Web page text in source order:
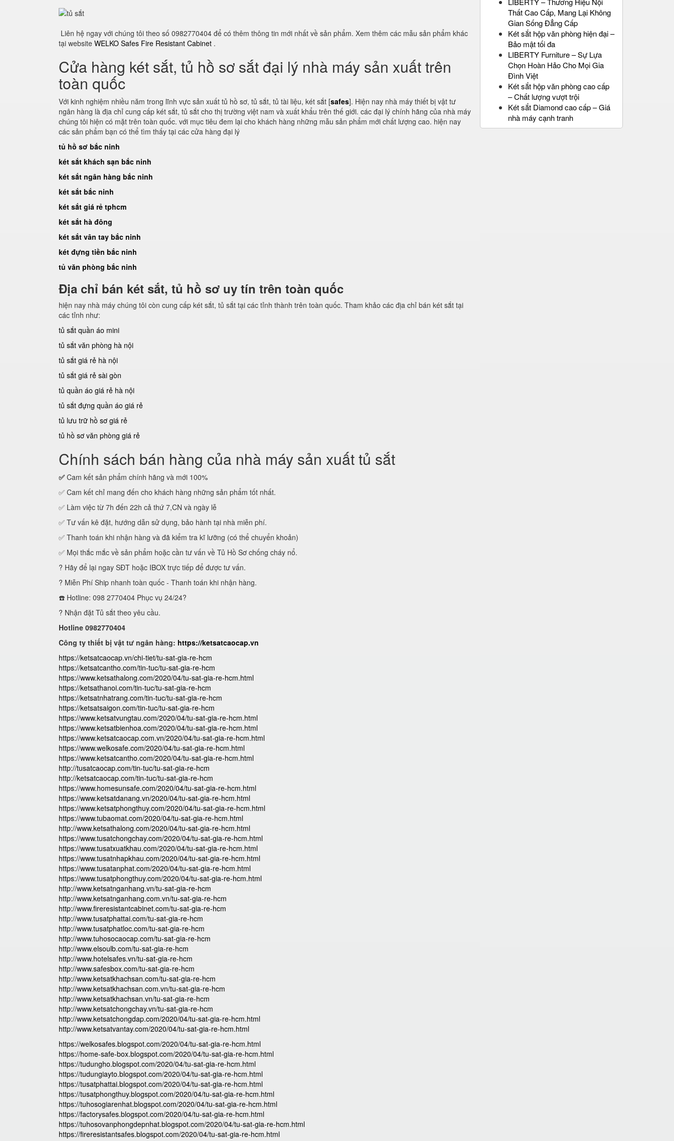
Liên hệ ngay với chúng tôi theo số 0982770404 để có thêm thông tin mới nhất về sản phẩm. Xem thêm các mẫu sản phẩm khác
tại website WELKO Safes Fire Resistant Cabinet .
Cửa hàng két sắt, tủ hồ sơ sắt đại lý nhà máy sản xuất trên
toàn quốc
Với kinh nghiệm nhiều năm trong lĩnh vực sản xuất tủ hồ sơ, tủ sắt, tủ tài liệu, két sắt [safes]. Hiện nay nhà máy thiết bị vật tư
ngân hàng là địa chỉ cung cấp két sắt, tủ sắt cho thị trường việt nam và xuất khẩu trên thế giới. các đại lý chính hãng của nhà máy
chúng tôi hiện có mặt trên toàn quốc. với mục tiêu đem lại cho khách hàng những mẫu sản phẩm mới chất lượng cao. hiện nay
các sản phẩm bạn có thể tìm thấy tại các cửa hàng đại lý
tủ hồ sơ bắc ninh
két sắt khách sạn bắc ninh
két sắt ngân hàng bắc ninh
két sắt bắc ninh
két sắt giá rẻ tphcm
két sắt hà đông
két sắt vân tay bắc ninh
két đựng tiền bắc ninh
tủ văn phòng bắc ninh
Địa chỉ bán két sắt, tủ hồ sơ uy tín trên toàn quốc
hiện nay nhà máy chúng tôi còn cung cấp két sắt, tủ sắt tại các tỉnh thành trên toàn quốc. Tham khảo các địa chỉ bán két sắt tại
các tỉnh như:
tủ sắt quần áo mini
tủ sắt văn phòng hà nội
tủ sắt giá rẻ hà nội
tủ sắt giá rẻ sài gòn
tủ quần áo giá rẻ hà nội
tủ sắt đựng quần áo giá rẻ
tủ lưu trữ hồ sơ giá rẻ
tủ hồ sơ văn phòng giá rẻ
Chính sách bán hàng của nhà máy sản xuất tủ sắt
✅ Cam kết sản phẩm chính hãng và mới 100%
✅ Cam kết chỉ mang đến cho khách hàng những sản phẩm tốt nhất.
✅ Làm việc từ 7h đến 22h cả thứ 7,CN và ngày lễ
✅ Tư vấn kê đặt, hướng dẫn sử dụng, bảo hành tại nhà miễn phí.
✅ Thanh toán khi nhận hàng và đã kiểm tra kĩ lưỡng (có thể chuyển khoản)
✅ Mọi thắc mắc về sản phẩm hoặc cần tư vấn về Tủ Hồ Sơ chống cháy nổ.
? Hãy để lại ngay SĐT hoặc IBOX trực tiếp để được tư vấn.
? Miễn Phí Ship nhanh toàn quốc - Thanh toán khi nhận hàng.
☎️ Hotline: 098 2770404 Phục vụ 24/24?
? Nhận đặt Tủ sắt theo yêu cầu.
Hotline 0982770404
Công ty thiết bị vật tư ngân hàng: https://ketsatcaocap.vn
https://ketsatcaocap.vn/chi-tiet/tu-sat-gia-re-hcm
https://ketsatcantho.com/tin-tuc/tu-sat-gia-re-hcm
https://www.ketsathalong.com/2020/04/tu-sat-gia-re-hcm.html
https://ketsathanoi.com/tin-tuc/tu-sat-gia-re-hcm
https://ketsatnhatrang.com/tin-tuc/tu-sat-gia-re-hcm
https://ketsatsaigon.com/tin-tuc/tu-sat-gia-re-hcm
https://www.ketsatvungtau.com/2020/04/tu-sat-gia-re-hcm.html
https://www.ketsatbienhoa.com/2020/04/tu-sat-gia-re-hcm.html
https://www.ketsatcaocap.com.vn/2020/04/tu-sat-gia-re-hcm.html
https://www.welkosafe.com/2020/04/tu-sat-gia-re-hcm.html
https://www.ketsatcantho.com/2020/04/tu-sat-gia-re-hcm.html
http://tusatcaocap.com/tin-tuc/tu-sat-gia-re-hcm
http://ketsatcaocap.com/tin-tuc/tu-sat-gia-re-hcm
https://www.homesunsafe.com/2020/04/tu-sat-gia-re-hcm.html
https://www.ketsatdanang.vn/2020/04/tu-sat-gia-re-hcm.html
https://www.ketsatphongthuy.com/2020/04/tu-sat-gia-re-hcm.html
https://www.tubaomat.com/2020/04/tu-sat-gia-re-hcm.html
http://www.ketsathalong.com/2020/04/tu-sat-gia-re-hcm.html
https://www.tusatchongchay.com/2020/04/tu-sat-gia-re-hcm.html
https://www.tusatxuatkhau.com/2020/04/tu-sat-gia-re-hcm.html
https://www.tusatnhapkhau.com/2020/04/tu-sat-gia-re-hcm.html
https://www.tusatanphat.com/2020/04/tu-sat-gia-re-hcm.html
https://www.tusatphongthuy.com/2020/04/tu-sat-gia-re-hcm.html
http://www.ketsatnganhang.vn/tu-sat-gia-re-hcm
http://www.ketsatnganhang.com.vn/tu-sat-gia-re-hcm
http://www.fireresistantcabinet.com/tu-sat-gia-re-hcm
http://www.tusatphattai.com/tu-sat-gia-re-hcm
http://www.tusatphatloc.com/tu-sat-gia-re-hcm
http://www.tuhosocaocap.com/tu-sat-gia-re-hcm
http://www.elsoulb.com/tu-sat-gia-re-hcm
http://www.hotelsafes.vn/tu-sat-gia-re-hcm
http://www.safesbox.com/tu-sat-gia-re-hcm
http://www.ketsatkhachsan.com/tu-sat-gia-re-hcm
http://www.ketsatkhachsan.com.vn/tu-sat-gia-re-hcm
http://www.ketsatkhachsan.vn/tu-sat-gia-re-hcm
http://www.ketsatchongchay.vn/tu-sat-gia-re-hcm
http://www.ketsatchongdap.com/2020/04/tu-sat-gia-re-hcm.html
http://www.ketsatvantay.com/2020/04/tu-sat-gia-re-hcm.html
https://welkosafes.blogspot.com/2020/04/tu-sat-gia-re-hcm.html
https://home-safe-box.blogspot.com/2020/04/tu-sat-gia-re-hcm.html
https://tudungho.blogspot.com/2020/04/tu-sat-gia-re-hcm.html
https://tudungiayto.blogspot.com/2020/04/tu-sat-gia-re-hcm.html
https://tusatphattai.blogspot.com/2020/04/tu-sat-gia-re-hcm.html
https://tusatphongthuy.blogspot.com/2020/04/tu-sat-gia-re-hcm.html
https://tuhosogiarenhat.blogspot.com/2020/04/tu-sat-gia-re-hcm.html
https://factorysafes.blogspot.com/2020/04/tu-sat-gia-re-hcm.html
https://tuhosovanphongdepnhat.blogspot.com/2020/04/tu-sat-gia-re-hcm.html
https://fireresistantsafes.blogspot.com/2020/04/tu-sat-gia-re-hcm.html
Thất Cao Cấp, Mang Lại Không
Gian Sống Đẳng Cấp
Két sắt hộp văn phòng hiện đại –
Bảo mật tối đa
LIBERTY Furniture – Sự Lựa
Chọn Hoàn Hảo Cho Mọi Gia
Đình Việt
Két sắt hộp văn phòng cao cấp
– Chất lượng vượt trội
Két sắt Diamond cao cấp – Giá
nhà máy cạnh tranh